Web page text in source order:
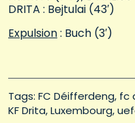
DRITA : Bejtulai (43′)
Expulsion: Buch (3′)
Tags: FC Déifferdeng fc
KF Drita Luxembourg